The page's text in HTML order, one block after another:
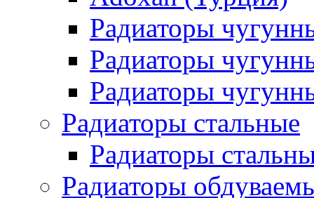
Радиаторы
Радиаторы
Радиаторы
Радиаторы стальные
Радиаторы
Радиаторы